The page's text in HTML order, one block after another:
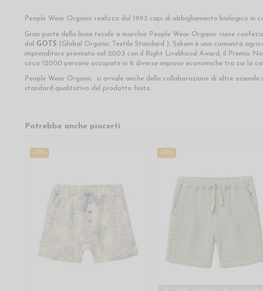
People Wear Organic realizza dal 1993 capi di abbigliamento biologico in
Gran parte della linea tessile a marchio People Wear Organic viene
dal GOTS (Global Organic Textile Standard ). Sekem è una comunità
imprenditore premiato nel 2003 con il Right Livelihood Award, il Premio
circa 12000 persone occupate in 6 diverse imprese economiche tra cui la
People Wear Organic si avvale anche della collaborazione di altre
standard qualitativo del prodotto finito.
Potrebbe anche piacerti
-20% -20%